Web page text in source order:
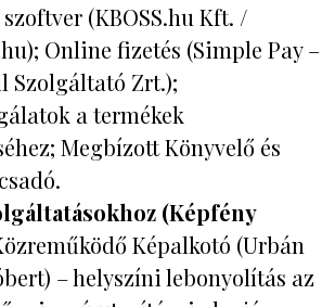
(KBOSS.hu Kft. /
Online fizetés (Simple Pay –
Szolgáltató Zrt.);
a termékek
Megbízott Könyvelő és
(Képfény
Képalkotó (Urbán
– helyszíni lebonyolítás az